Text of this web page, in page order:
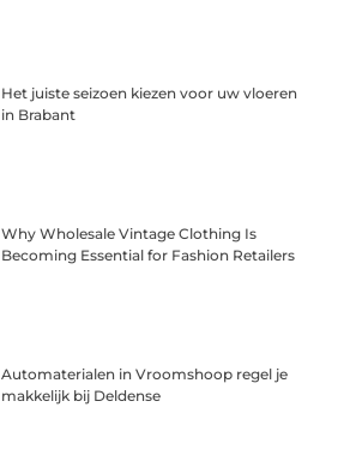
Het juiste seizoen kiezen voor uw vloeren
in Brabant
Why Wholesale Vintage Clothing Is
Becoming Essential for Fashion Retailers
Automaterialen in Vroomshoop regel je
makkelijk bij Deldense